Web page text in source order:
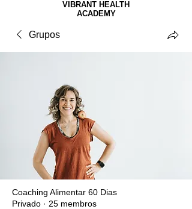
VIBRANT HEALTH
ACADEMY
Grupos
Coaching Alimentar 60 Dias
Privado · 25 membros